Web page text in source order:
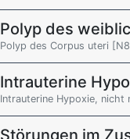
Polyp des
Polyp des Corpus uteri
Intrauterine
Intrauterine Hypoxie, nicht
Störungen im